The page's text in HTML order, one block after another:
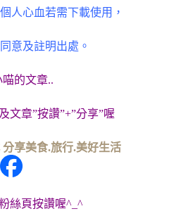
人心血若需下載使用，
意及註明出處。
的文章..
文章”按讚”+”分享”喔
享美食.旅行.美好生活
絲頁按讚喔^_^